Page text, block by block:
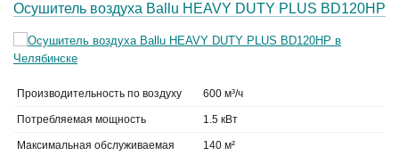
Осушитель воздуха Ballu HEAVY DUTY PLUS BD120HP
Производительность по воздуху 600 м³/ч
Потребляемая мощность 1.5 кВт
Максимальная обслуживаемая
140 м²